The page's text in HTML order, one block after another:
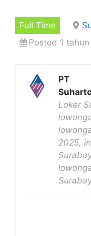
Full Time
Posted 1
PT
Loker
2025,